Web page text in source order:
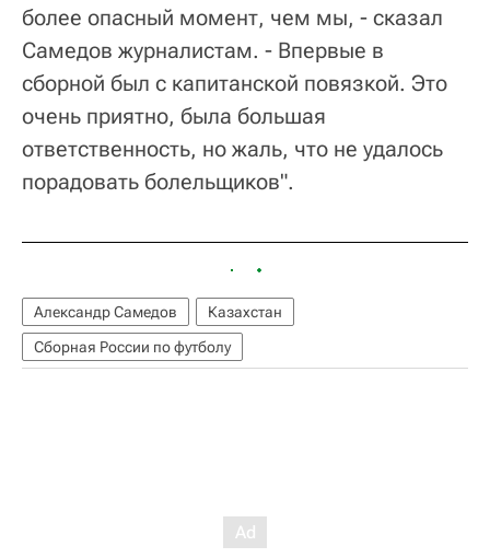
более опасный момент, чем мы, - сказал
Самедов журналистам. - Впервые в
сборной был с капитанской повязкой. Это
очень приятно, была большая
ответственность, но жаль, что не удалось
порадовать болельщиков".
Александр Самедов
Казахстан
Сборная России по футболу